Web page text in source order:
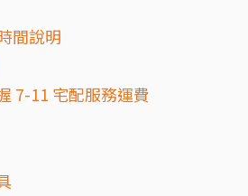
間說明
7-11 宅配服務運費